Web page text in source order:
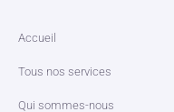
Accueil
Tous nos services
Qui sommes-nous